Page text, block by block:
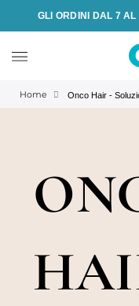
GLI ORDINI DAL 7
Home